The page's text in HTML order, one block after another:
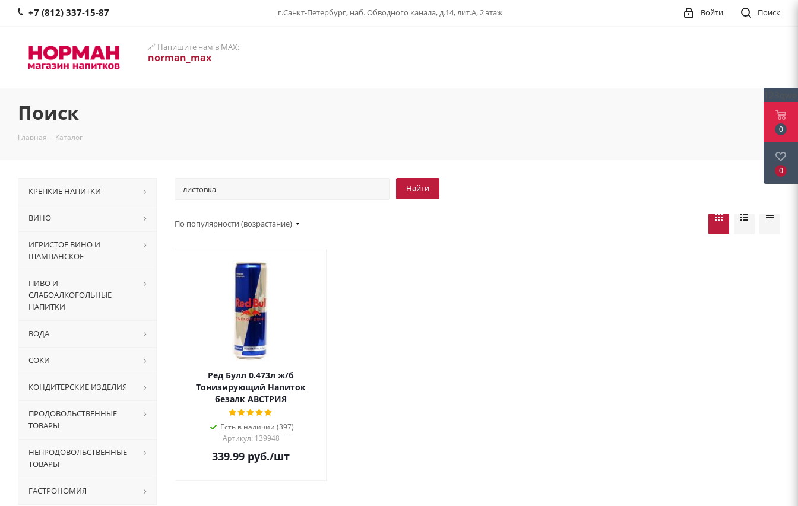
+7 (812) 337-15-87 г.Санкт-Петербург, наб. Обводного канала, д.14, лит.А, 2 этаж Поиск
Войти
🔗 Напишите нам в MAX:
norman_max
Поиск
Главная - Каталог
По популярности (возрастание)
Ред Булл 0.473л ж/б
Тонизирующий Напиток
безалк АВСТРИЯ
Есть в наличии (397)
Артикул: 139948
339.99 руб./шт
КРЕПКИЕ НАПИТКИ
ВИНО
ИГРИСТОЕ ВИНО И
ШАМПАНСКОЕ
ПИВО И
СЛАБОАЛКОГОЛЬНЫЕ
НАПИТКИ
ВОДА
СОКИ
КОНДИТЕРСКИЕ ИЗДЕЛИЯ
ПРОДОВОЛЬСТВЕННЫЕ
ТОВАРЫ
НЕПРОДОВОЛЬСТВЕННЫЕ
ТОВАРЫ
ГАСТРОНОМИЯ
0
0